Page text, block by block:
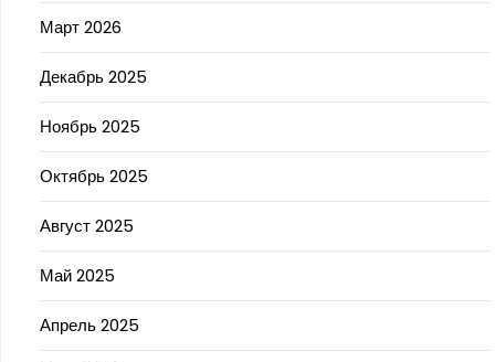
Март 2026
Декабрь 2025
Ноябрь 2025
Октябрь 2025
Август 2025
Май 2025
Апрель 2025